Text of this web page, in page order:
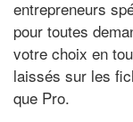
entrepreneurs
pour toutes
votre choix en
laissés sur les
que Pro.